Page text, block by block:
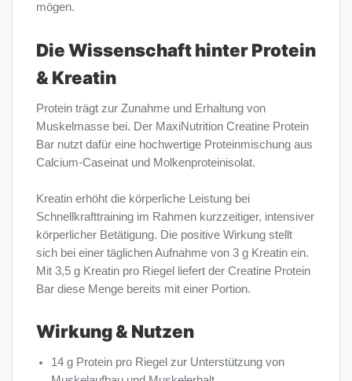
mögen.
Die Wissenschaft hinter Protein
& Kreatin
Protein trägt zur Zunahme und Erhaltung von
Muskelmasse bei. Der MaxiNutrition Creatine Protein
Bar nutzt dafür eine hochwertige Proteinmischung aus
Calcium-Caseinat und Molkenproteinisolat.
Kreatin erhöht die körperliche Leistung bei
Schnellkrafttraining im Rahmen kurzzeitiger, intensiver
körperlicher Betätigung. Die positive Wirkung stellt
sich bei einer täglichen Aufnahme von 3 g Kreatin ein.
Mit 3,5 g Kreatin pro Riegel liefert der Creatine Protein
Bar diese Menge bereits mit einer Portion.
Wirkung & Nutzen
14 g Protein pro Riegel zur Unterstützung von